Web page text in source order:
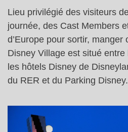
Lieu privilégié des visiteurs
journée, des Cast Members
d’Europe pour sortir, manger
Disney Village est situé
les hôtels Disney de
du RER et du Parking Disney.